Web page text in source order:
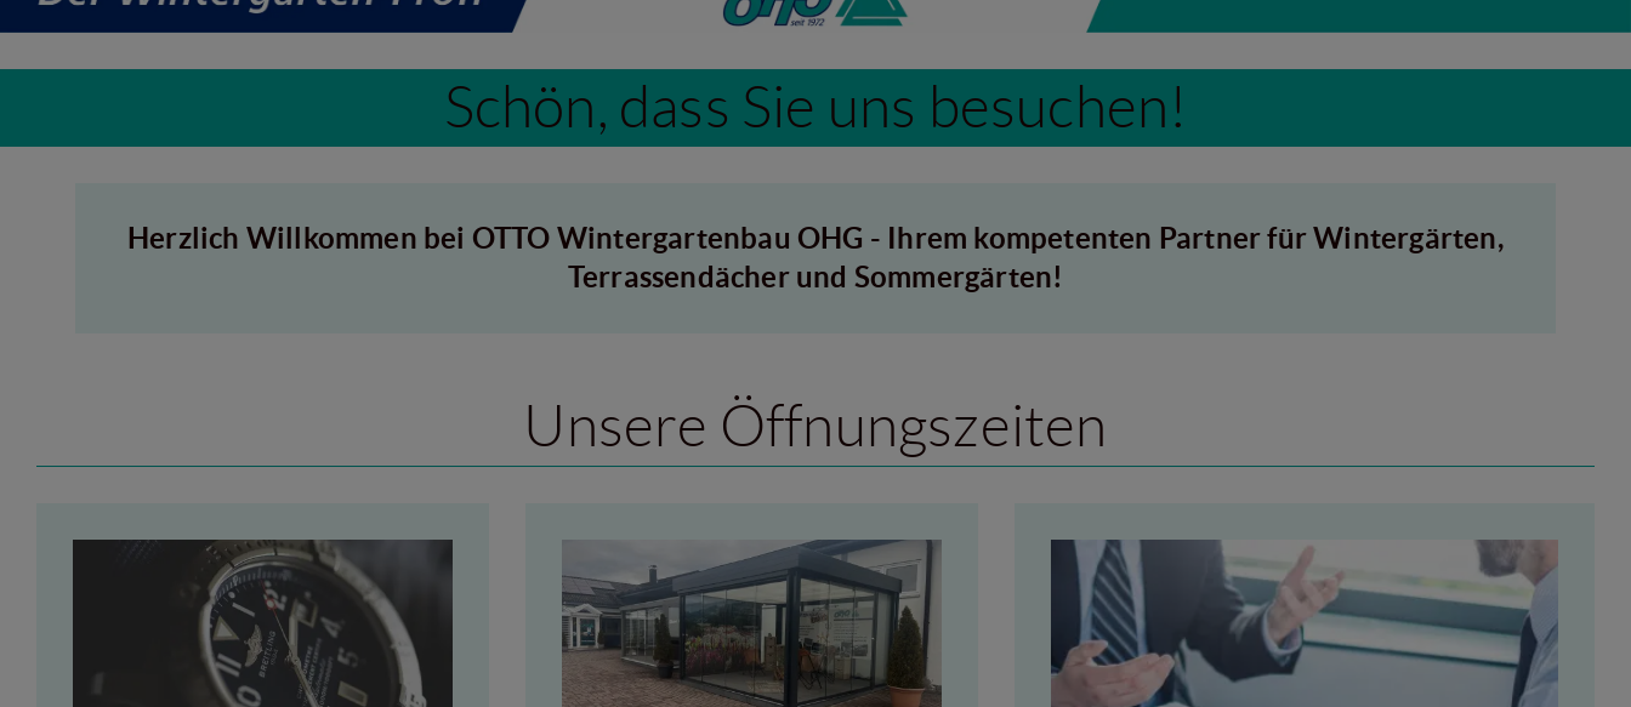
Schön, dass Sie uns besuchen!
Herzlich Willkommen bei OTTO Wintergartenbau OHG - Ihrem kompetenten Partner für Wintergärten,
Terrassendächer und Sommergärten!
Unsere Öffnungszeiten